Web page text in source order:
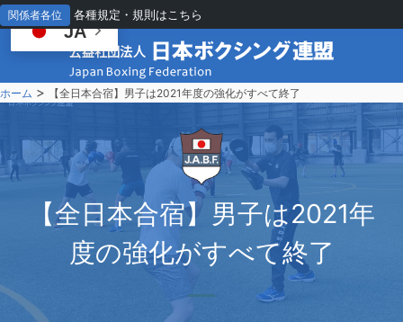
関係者各位 各種規定・規則はこちら
ホーム > 【全日本合宿】男子は2021年度の強化がすべて終了
【全日本合宿】男子は2021年
度の強化がすべて終了
JA